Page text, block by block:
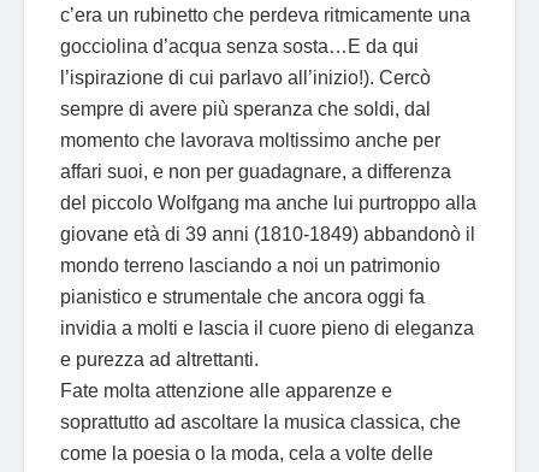
c’era un rubinetto che perdeva ritmicamente una
gocciolina d’acqua senza sosta…E da qui
l’ispirazione di cui parlavo all’inizio!). Cercò
sempre di avere più speranza che soldi, dal
momento che lavorava moltissimo anche per
affari suoi, e non per guadagnare, a differenza
del piccolo Wolfgang ma anche lui purtroppo alla
giovane età di 39 anni (1810-1849) abbandonò il
mondo terreno lasciando a noi un patrimonio
pianistico e strumentale che ancora oggi fa
invidia a molti e lascia il cuore pieno di eleganza
e purezza ad altrettanti.
Fate molta attenzione alle apparenze e
soprattutto ad ascoltare la musica classica, che
come la poesia o la moda, cela a volte delle